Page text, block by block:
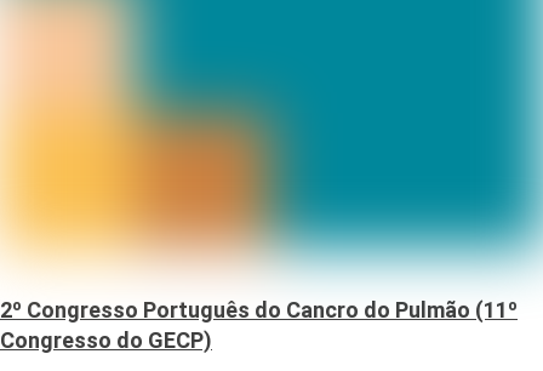
2º Congresso Português do Cancro do Pulmão (11º
Congresso do GECP)